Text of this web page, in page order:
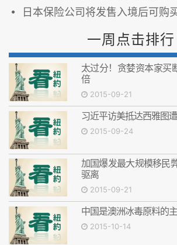
日本保险公司将发售入境后可购
一周点击排行
太过分！贪婪资本家买
倍
2015-09-21
习近平访美抵达西雅图
2015-09-24
加国爆发最大规模移民
驱离
2015-09-21
中国是澳洲冰毒原料的
2015-10-14